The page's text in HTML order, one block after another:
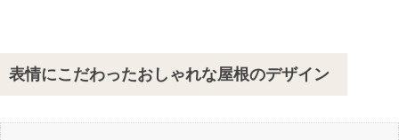
表情にこだわったおしゃれな屋根のデザイン